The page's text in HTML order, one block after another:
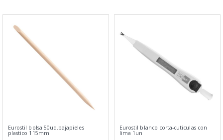
Eurostil bolsa 50ud.bajapieles
plastico 115mm
Eurostil blanco corta-cuticulas con
lima 1un